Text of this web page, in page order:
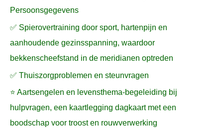
Persoonsgegevens
✅ Spierovertraining door sport, hartenpijn en
aanhoudende gezinsspanning, waardoor
bekkenscheefstand in de meridianen optreden
✅ Thuiszorgproblemen en steunvragen
⭐ Aartsengelen en levensthema-begeleiding bij
hulpvragen, een kaartlegging dagkaart met een
boodschap voor troost en rouwverwerking